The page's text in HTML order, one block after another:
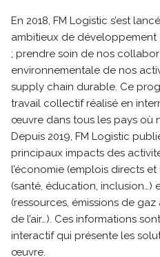
En 2018, FM Logistic s’est
ambitieux de développement
; prendre soin de nos
environnementale de nos
supply chain durable. Ce
travail collectif réalisé en
œuvre dans tous les pays où
Depuis 2019, FM Logistic
principaux impacts des
l’économie (emplois directs
(santé, éducation, inclusion…)
(ressources, émissions de
de l’air…). Ces informations
interactif qui présente les
œuvre.